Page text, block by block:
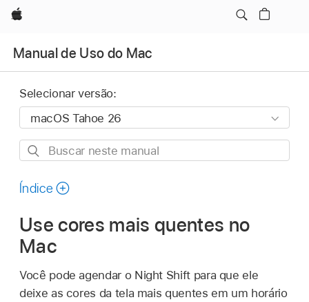
Apple
Manual de Uso do Mac
Selecionar versão:
Buscar
manual
Índice
Use cores mais quentes no
Mac
Você pode agendar o Night Shift para que ele
deixe as cores da tela mais quentes em um horário